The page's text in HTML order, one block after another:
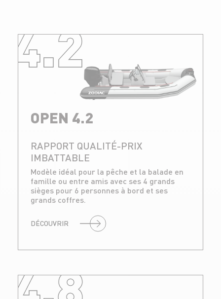
4.2
OPEN 4.2
RAPPORT QUALITÉ-PRIX
IMBATTABLE
Modèle idéal pour la pêche et la balade en
famille ou entre amis avec ses 4 grands
sièges pour 6 personnes à bord et ses
grands coffres.
DÉCOUVRIR